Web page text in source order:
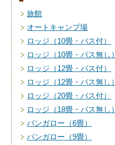
旅館
オートキャンプ場
ロッジ（10畳・バス付）
ロッジ（10畳・バス無し）
ロッジ（12畳・バス付）
ロッジ（12畳・バス無し）
ロッジ（20畳・バス付）
ロッジ（18畳・バス無し）
バンガロー（6畳）
バンガロー（9畳）